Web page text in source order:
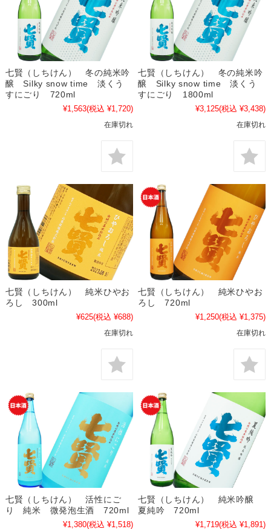
七賢（しちけん） 冬の純米吟
醸 Silky snow time 淡くう
すにごり 720ml
¥1,563(税込 ¥1,720)
在庫切れ
七賢（しちけん） 冬の純米吟
醸 Silky snow time 淡くう
すにごり 1800ml
¥3,125(税込 ¥3,438)
在庫切れ
七賢（しちけん） 純米ひやお
ろし 300ml
¥625(税込 ¥688)
在庫切れ
七賢（しちけん） 純米ひやお
ろし 720ml
¥1,250(税込 ¥1,375)
在庫切れ
七賢（しちけん） 活性にご
り 純米 微発泡生酒 720ml
¥1,380(税込 ¥1,518)
七賢（しちけん） 純米吟醸
夏純吟 720ml
¥1,719(税込 ¥1,891)